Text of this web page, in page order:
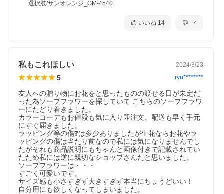
選択肢/サンオレンジ_GM-4540
いいね 14
私もこれほしい 2024/3/23
5 ryu********
友人への贈り物にお花をと思ったものの渡せる日が未定だ
った為ソープフラワーを探していて こちらのソープフラワ
ーにたどり着きました。
カラーコーデもお値段も気に入り即注文。配送も早く手元
にすぐ届きました。
ラッピング等の傷❓は多少ありましたが生花ならお花やラ
ッピングの傷は当たり前なので私には気になりませんでし
たがそれも商品説明にもちゃんと画像付きで記載されてい
たため私には逆に親切なショップさんだと思いました。
ソープフラワーは・・・
すごく可愛いです。
サイズ感も小さすぎず大きすぎず本当にちょうどいい！
自分用にも欲しくなってしまいました。